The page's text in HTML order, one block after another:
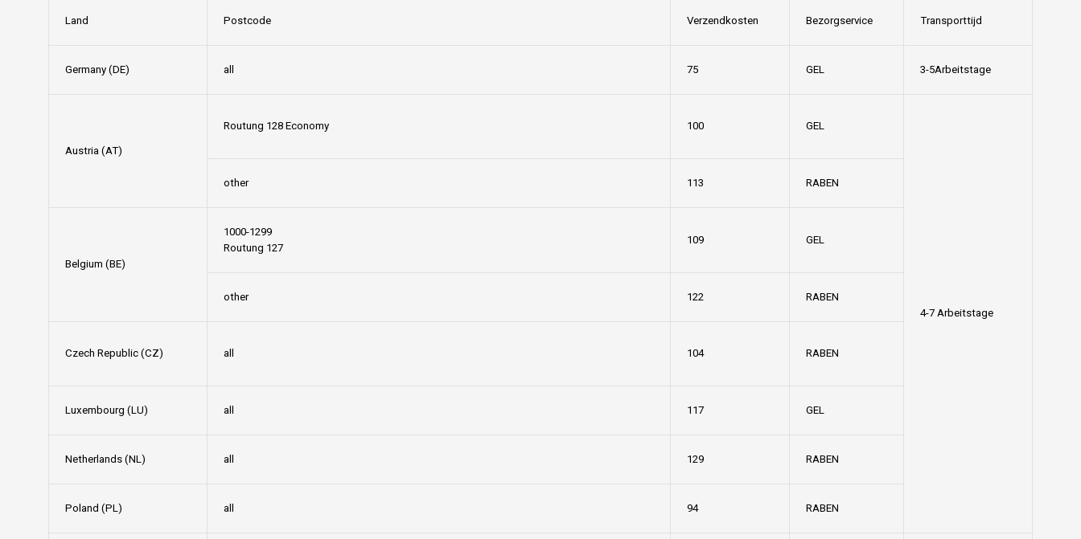
Land Postcode Verzendkosten Bezorgservice Transporttijd
Germany (DE) all 75 GEL 3-5Arbeitstage
Austria (AT)
Routung 128 Economy 100 GEL
4-7 Arbeitstage
other 113 RABEN
Belgium (BE)
1000-1299
Routung 127
109 GEL
other 122 RABEN
Czech Republic (CZ) all 104 RABEN
Luxembourg (LU) all 117 GEL
Netherlands (NL) all 129 RABEN
Poland (PL) all 94 RABEN